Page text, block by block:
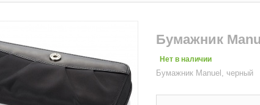
Бумажник
Нет в наличии
Бумажник Manuel, черный